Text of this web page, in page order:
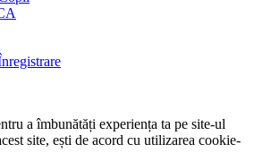
a îmbunătăți experiența ta pe site-ul
site, ești de acord cu utilizarea cookie-